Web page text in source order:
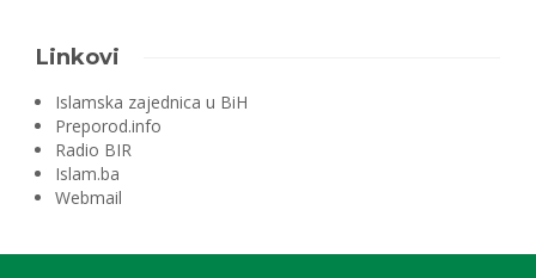
Linkovi
Islamska zajednica u BiH
Preporod.info
Radio BIR
Islam.ba
Webmail